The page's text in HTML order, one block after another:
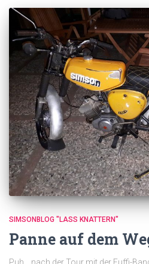
SIMSONBLOG "LASS KNATTERN"
Panne auf dem